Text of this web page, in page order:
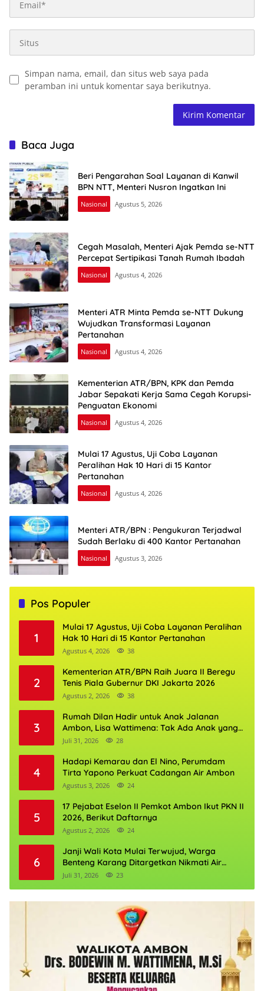
Simpan nama, email, dan situs web saya pada
peramban ini untuk komentar saya berikutnya.
Baca Juga
Beri Pengarahan Soal Layanan di Kanwil
BPN NTT, Menteri Nusron Ingatkan Ini
Nasional Agustus 5, 2026
Cegah Masalah, Menteri Ajak Pemda se-NTT
Percepat Sertipikasi Tanah Rumah Ibadah
Nasional Agustus 4, 2026
Menteri ATR Minta Pemda se-NTT Dukung
Wujudkan Transformasi Layanan
Pertanahan
Nasional Agustus 4, 2026
Kementerian ATR/BPN, KPK dan Pemda
Jabar Sepakati Kerja Sama Cegah Korupsi-
Penguatan Ekonomi
Nasional Agustus 4, 2026
Mulai 17 Agustus, Uji Coba Layanan
Peralihan Hak 10 Hari di 15 Kantor
Pertanahan
Nasional Agustus 4, 2026
Menteri ATR/BPN : Pengukuran Terjadwal
Sudah Berlaku di 400 Kantor Pertanahan
Nasional Agustus 3, 2026
Pos Populer
1
Mulai 17 Agustus, Uji Coba Layanan Peralihan
Hak 10 Hari di 15 Kantor Pertanahan
Agustus 4, 2026 38
2
Kementerian ATR/BPN Raih Juara II Beregu
Tenis Piala Gubernur DKI Jakarta 2026
Agustus 2, 2026 38
3
Rumah Dilan Hadir untuk Anak Jalanan
Ambon, Lisa Wattimena: Tak Ada Anak yang
Boleh Kehilangan Masa Depannya
Juli 31, 2026 28
4
Hadapi Kemarau dan El Nino, Perumdam
Tirta Yapono Perkuat Cadangan Air Ambon
Agustus 3, 2026 24
5
17 Pejabat Eselon II Pemkot Ambon Ikut PKN II
2026, Berikut Daftarnya
Agustus 2, 2026 24
6
Janji Wali Kota Mulai Terwujud, Warga
Benteng Karang Ditargetkan Nikmati Air
Bersih Pekan Kedua Agustus
Juli 31, 2026 23